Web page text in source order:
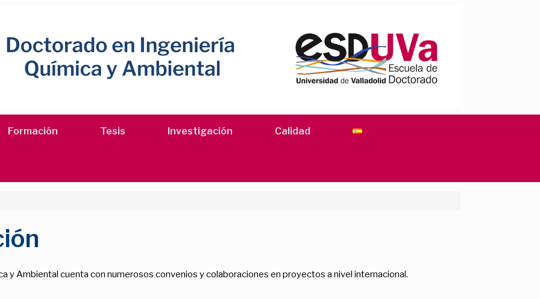
Formación Tesis Investigación Calidad
y Ambiental cuenta con numerosos convenios y colaboraciones en proyectos a nivel internacional.